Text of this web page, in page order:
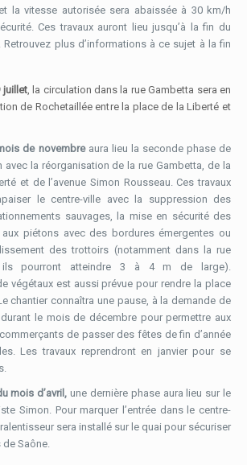
la vitesse autorisée sera abaissée à 30 km/h
Ces travaux auront lieu jusqu’à la fin du
Retrouvez plus d’informations à ce sujet à la fin
juillet, la circulation dans la rue Gambetta sera en
de Rochetaillée entre la place de la Liberté et
de novembre aura lieu la seconde phase de
avec la réorganisation de la rue Gambetta, de la
et de l’avenue Simon Rousseau. Ces travaux
le centre-ville avec la suppression des
sauvages, la mise en sécurité des
piétons avec des bordures émergentes ou
des trottoirs (notamment dans la rue
ils pourront atteindre 3 à 4 m de large).
végétaux est aussi prévue pour rendre la place
chantier connaîtra une pause, à la demande de
durant le mois de décembre pour permettre aux
de passer des fêtes de fin d’année
Les travaux reprendront en janvier pour se
mois d’avril, une dernière phase aura lieu sur le
Simon. Pour marquer l’entrée dans le centre-
sera installé sur le quai pour sécuriser
de Saône.